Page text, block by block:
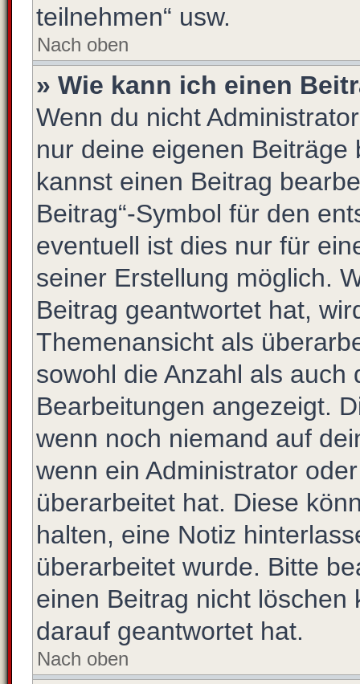
teilnehmen“ usw.
Nach oben
» Wie kann ich einen
Wenn du nicht
nur deine eigenen
kannst einen Beitrag
Beitrag“-Symbol für den
eventuell ist dies nur für
seiner Erstellung möglich.
Beitrag geantwortet hat,
Themenansicht als
sowohl die Anzahl als
Bearbeitungen angezeigt.
wenn noch niemand auf
wenn ein Administrator
überarbeitet hat. Diese
halten, eine Notiz
überarbeitet wurde. Bitte
einen Beitrag nicht
darauf geantwortet hat.
Nach oben